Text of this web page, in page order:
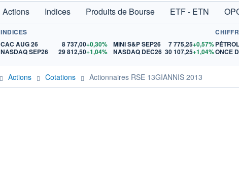
Actions Indices Produits de Bourse ETF - ETN
INDICES
CAC AUG 26
8 737,00+0,30%
NASDAQ SEP26
29 812,50+1,04%
MINI S&P SEP26 7 775,25+0,57%
NASDAQ DEC26 30 107,25+1,04%ONCE
Actions Cotations Actionnaires RSE 13GIANNIS 2013